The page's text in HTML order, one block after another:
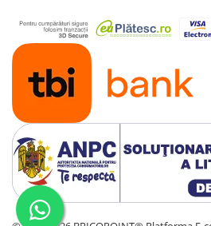
Tehnici Decorative
Tapet Fibră de Sticlă
Capace de Gard
Cărămidă Klinker
Termice
Sobe și Șeminee
Coșuri și Tubulatură Evacuare
Ventilație, Climatizare
Accesorii Ventilație